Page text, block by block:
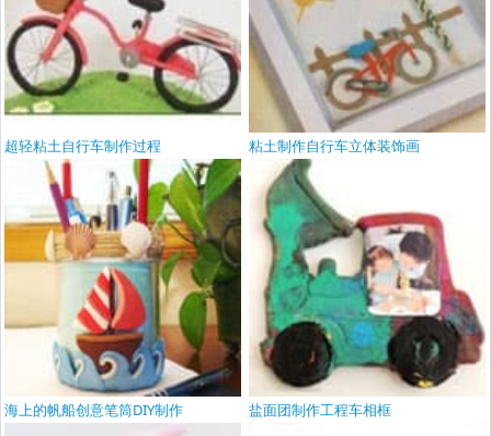
超轻粘土自行车制作过程 粘土制作自行车立体装饰画
海上的帆船创意笔筒DIY制作 盐面团制作工程车相框